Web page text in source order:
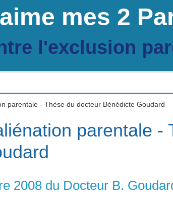
mes 2
l'exclusion
parentale - Thèse du docteur Bénédicte Goudard
parentale -
2008 du Docteur B.